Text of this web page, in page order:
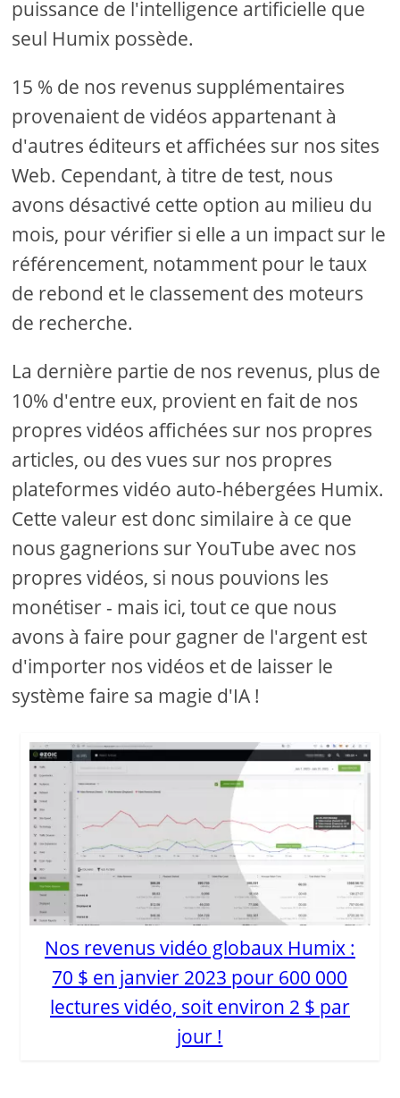
puissance de l'intelligence artificielle que
seul Humix possède.
15 % de nos revenus supplémentaires
provenaient de vidéos appartenant à
d'autres éditeurs et affichées sur nos sites
Web. Cependant, à titre de test, nous
avons désactivé cette option au milieu du
mois, pour vérifier si elle a un impact sur le
référencement, notamment pour le taux
de rebond et le classement des moteurs
de recherche.
La dernière partie de nos revenus, plus de
10% d'entre eux, provient en fait de nos
propres vidéos affichées sur nos propres
articles, ou des vues sur nos propres
plateformes vidéo auto-hébergées Humix.
Cette valeur est donc similaire à ce que
nous gagnerions sur YouTube avec nos
propres vidéos, si nous pouvions les
monétiser - mais ici, tout ce que nous
avons à faire pour gagner de l'argent est
d'importer nos vidéos et de laisser le
système faire sa magie d'IA !
Nos revenus vidéo globaux Humix :
70 $ en janvier 2023 pour 600 000
lectures vidéo, soit environ 2 $ par
jour !